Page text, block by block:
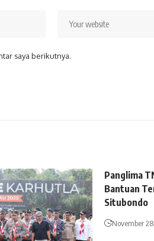
saya berikutnya.
Panglima
Bantuan
Situbondo
November